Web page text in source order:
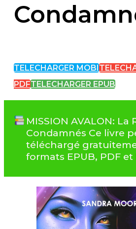
TELECHARGER MOBI
PDFTELECHARGER EPUB
MISSION AVALON: La
Condamnés Ce livre
téléchargé
formats EPUB, PDF et